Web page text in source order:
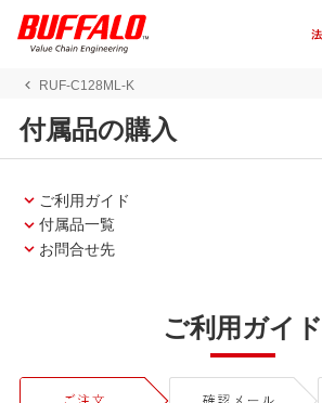
RUF-C128ML-K
付属品の購入
ご利用ガイド
付属品一覧
お問合せ先
ご利用ガイド